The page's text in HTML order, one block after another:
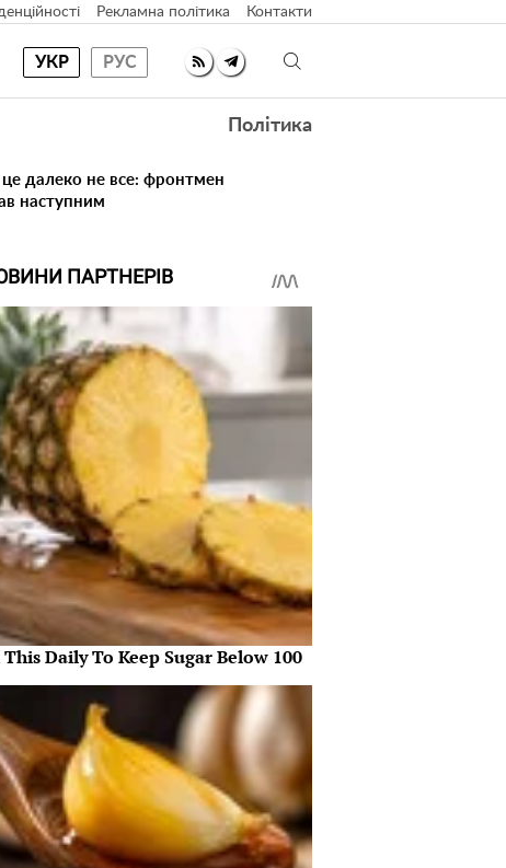
Рекламна політика Контакти
УКР РУС
Політика
далеко не все: фронтмен
наступним
ПАРТНЕРІВ
This Daily To Keep Sugar Below 100